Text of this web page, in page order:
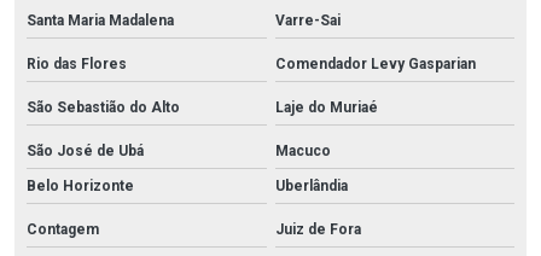
Santa Maria Madalena Varre-Sai
Rio das Flores Comendador Levy Gasparian
São Sebastião do Alto Laje do Muriaé
São José de Ubá Macuco
Belo Horizonte Uberlândia
Contagem Juiz de Fora